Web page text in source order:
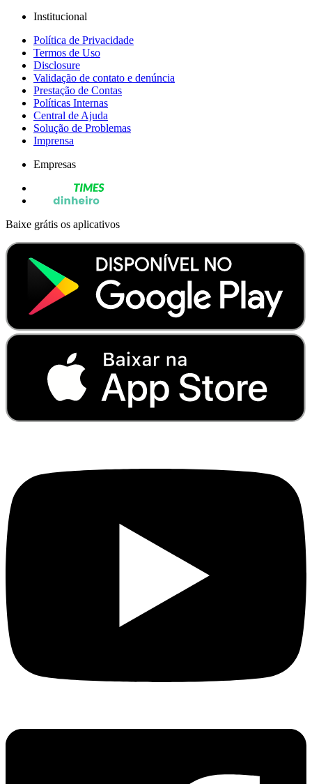
Institucional
Política de Privacidade
Termos de Uso
Disclosure
Validação de contato e denúncia
Prestação de Contas
Políticas Internas
Central de Ajuda
Solução de Problemas
Imprensa
Empresas
Baixe grátis os aplicativos